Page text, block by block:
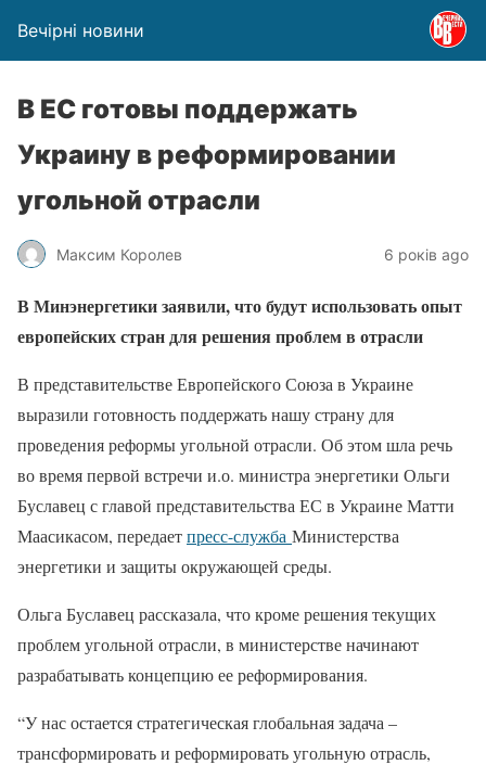
Вечірні новини
В ЕС готовы поддержать
Украину в реформировании
угольной отрасли
Максим Королев 6 років ago
В Минэнергетики заявили, что будут использовать опыт
европейских стран для решения проблем в отрасли
В представительстве Европейского Союза в Украине
выразили готовность поддержать нашу страну для
проведения реформы угольной отрасли. Об этом шла речь
во время первой встречи и.о. министра энергетики Ольги
Буславец с главой представительства ЕС в Украине Матти
Маасикасом, передаетпресс-служба Министерства
энергетики и защиты окружающей среды.
Ольга Буславец рассказала, что кроме решения текущих
проблем угольной отрасли, в министерстве начинают
разрабатывать концепцию ее реформирования.
“У нас остается стратегическая глобальная задача –
трансформировать и реформировать угольную отрасль,